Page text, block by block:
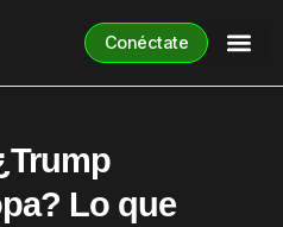
Conéctate
Lo que